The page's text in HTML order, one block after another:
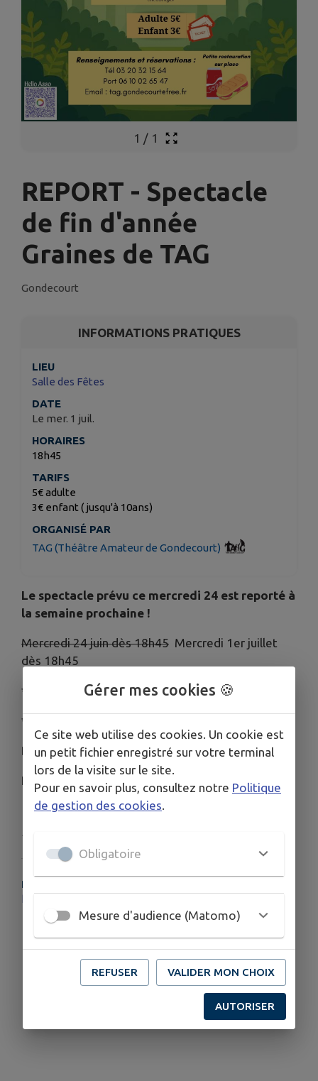
1 / 1
REPORT - Spectacle
de fin d'année
Graines de TAG
Gondecourt
INFORMATIONS PRATIQUES
LIEU
Salle des Fêtes
DATE
Le mer. 1 juil.
HORAIRES
18h45
TARIFS
5€ adulte
3€ enfant ( jusqu'à 10ans)
ORGANISÉ PAR
TAG (Théâtre Amateur de Gondecourt)
Le spectacle prévu ce mercredi 24 est reporté à
la semaine prochaine !
Mercredi 24 juin dès 18h45 Mercredi 1er juillet
dès 18h45
* Groupe FIGARO - " Les clowns et le prince"
* Groupe Arlequin - "Même pas Bêtes"
Bar et petite restauration sur place.
Réservation en ligne sur Hello Asso
PLUS D'INFORMATIONS
Gérer mes cookies 🍪
Ce site web utilise des cookies. Un cookie est
un petit fichier enregistré sur votre terminal
lors de la visite sur le site.
Pour en savoir plus, consultez notre Politique
de gestion des cookies
Obligatoire
Mesure d'audience (Matomo)
REFUSER VALIDER MON CHOIX
AUTORISER